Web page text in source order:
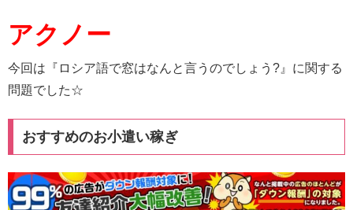
アクノー
今回は『ロシア語で窓はなんと言うのでしょう?』に関する
問題でした☆
おすすめのお小遣い稼ぎ